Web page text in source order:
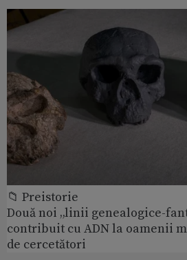
📁 Preistorie
Două noi „linii genealogice-
contribuit cu ADN la oamenii
de cercetători